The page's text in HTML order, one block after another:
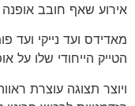
אירוע שאף חובב
מאדידס ועד נייקי
הטייק הייחודי שלו על
ויוצר תצוגה עוצרת